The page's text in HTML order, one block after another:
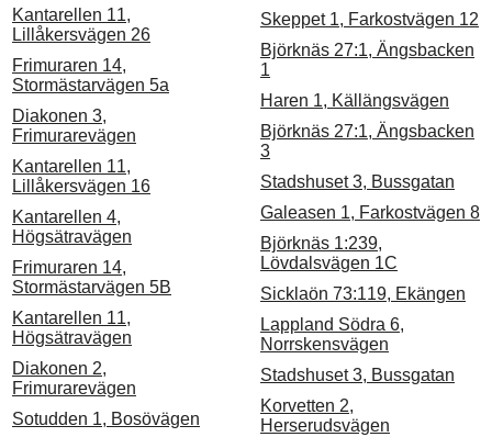
Kantarellen 11,
Lillåkersvägen 26
Frimuraren 14,
Stormästarvägen 5a
Diakonen 3,
Frimurarevägen
Kantarellen 11,
Lillåkersvägen 16
Kantarellen 4,
Högsätravägen
Frimuraren 14,
Stormästarvägen 5B
Kantarellen 11,
Högsätravägen
Diakonen 2,
Frimurarevägen
Sotudden 1, Bosövägen
Skeppet 1, Farkostvägen 12
Björknäs 27:1, Ängsbacken
1
Haren 1, Källängsvägen
Björknäs 27:1, Ängsbacken
3
Stadshuset 3, Bussgatan
Galeasen 1, Farkostvägen 8
Björknäs 1:239,
Lövdalsvägen 1C
Sicklaön 73:119, Ekängen
Lappland Södra 6,
Norrskensvägen
Stadshuset 3, Bussgatan
Korvetten 2,
Herserudsvägen